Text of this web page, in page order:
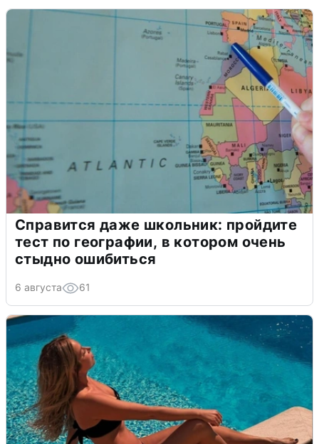
Справится даже школьник: пройдите
тест по географии, в котором очень
стыдно ошибиться
6 августа 61